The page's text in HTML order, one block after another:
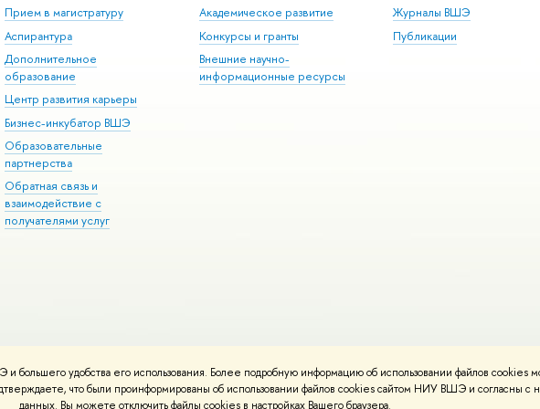
удобства его использования. Более подробную информацию об использовании файлов cookies
что были проинформированы об использовании файлов cookies сайтом НИУ ВШЭ и согласны с
данных. Вы можете отключить файлы cookies в настройках Вашего браузера.
Прием в магистратуру
Аспирантура
Дополнительное
образование
Центр развития карьеры
Бизнес-инкубатор ВШЭ
Образовательные
партнерства
Обратная связь и
взаимодействие с
получателями услуг
Академическое развитие
Конкурсы и гранты
Внешние научно-
информационные ресурсы
Журналы ВШЭ
Публикации
Условия использования материалов Политика конфиденциальности Карта сайта
вШколе дизайна НИУ ВШЭ